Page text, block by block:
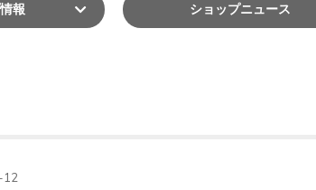
情報 ショップニュース
12